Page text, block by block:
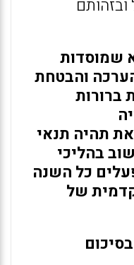
שמוסדות
והבטחת
ברורות
תהיה תנאי
בהליכי
כל השנה
של